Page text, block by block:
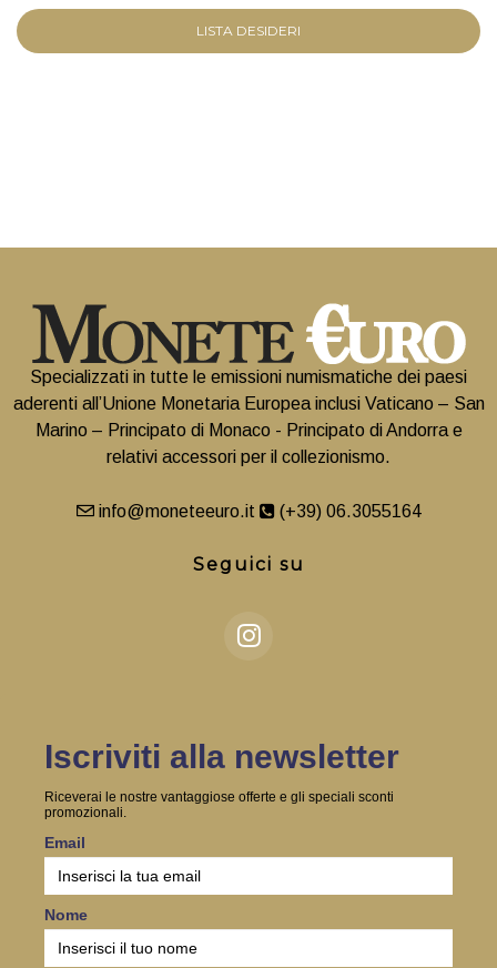
LISTA DESIDERI
Specializzati in tutte le emissioni numismatiche dei paesi
aderenti all’Unione Monetaria Europea inclusi Vaticano – San
Marino – Principato di Monaco - Principato di Andorra e
relativi accessori per il collezionismo.
info@moneteeuro.it (+39) 06.3055164
Seguici su
Iscriviti alla newsletter
Riceverai le nostre vantaggiose offerte e gli speciali sconti
promozionali.
Email
Nome